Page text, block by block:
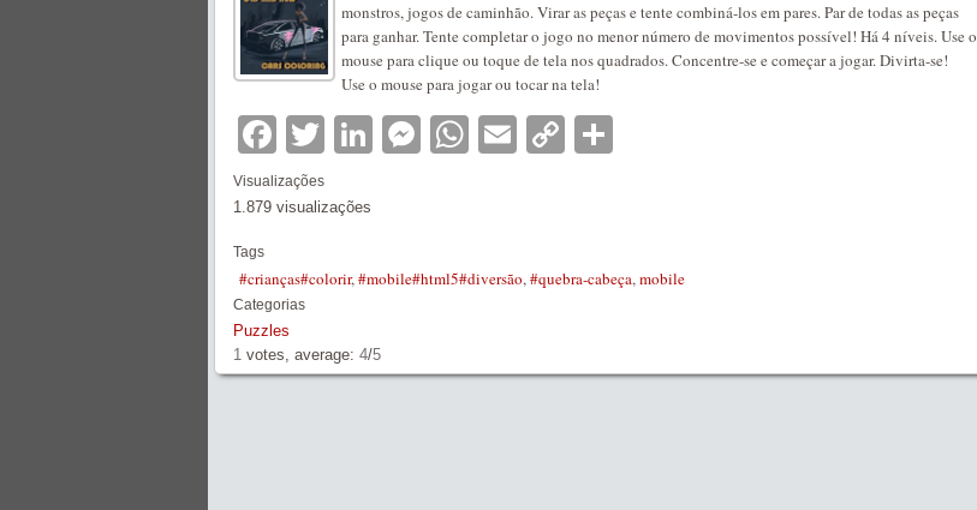
monstros, jogos de caminhão. Virar as peças e tente combiná-los em pares. Par de todas as peças
para ganhar. Tente completar o jogo no menor número de movimentos possível! Há 4 níveis. Use o
mouse para clique ou toque de tela nos quadrados. Concentre-se e começar a jogar. Divirta-se!
Use o mouse para jogar ou tocar na tela!
Facebook
TwitterLinkedIn
Messenger
WhatsApp
EmailCopy
Visualizações
1.879 visualizações
Tags
#crianças#colorir,#mobile#html5#diversão,#quebra-cabeça,mobile
Categorias
Puzzles
1 votes, average: 4/5